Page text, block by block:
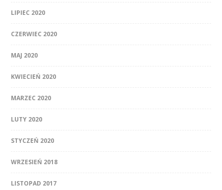
LIPIEC 2020
CZERWIEC 2020
MAJ 2020
KWIECIEŃ 2020
MARZEC 2020
LUTY 2020
STYCZEŃ 2020
WRZESIEŃ 2018
LISTOPAD 2017